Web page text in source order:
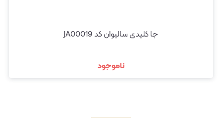
جا کلیدی سالیوان کد JA00019
ناموجود